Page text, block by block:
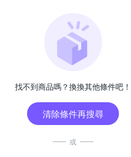
找不到商品嗎？換換其他條件吧！
清除條件再搜尋
或